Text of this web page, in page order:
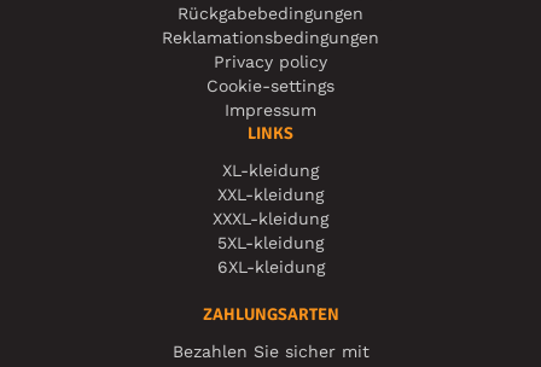
Rückgabebedingungen
Reklamationsbedingungen
Privacy policy
Cookie-settings
Impressum
LINKS
XL-kleidung
XXL-kleidung
XXXL-kleidung
5XL-kleidung
6XL-kleidung
ZAHLUNGSARTEN
Bezahlen Sie sicher mit